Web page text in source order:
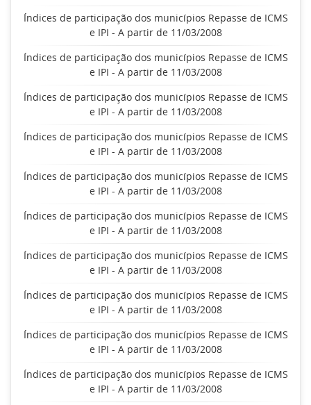
Índices de participação dos municípios Repasse de ICMS
e IPI - A partir de 11/03/2008
Índices de participação dos municípios Repasse de ICMS
e IPI - A partir de 11/03/2008
Índices de participação dos municípios Repasse de ICMS
e IPI - A partir de 11/03/2008
Índices de participação dos municípios Repasse de ICMS
e IPI - A partir de 11/03/2008
Índices de participação dos municípios Repasse de ICMS
e IPI - A partir de 11/03/2008
Índices de participação dos municípios Repasse de ICMS
e IPI - A partir de 11/03/2008
Índices de participação dos municípios Repasse de ICMS
e IPI - A partir de 11/03/2008
Índices de participação dos municípios Repasse de ICMS
e IPI - A partir de 11/03/2008
Índices de participação dos municípios Repasse de ICMS
e IPI - A partir de 11/03/2008
Índices de participação dos municípios Repasse de ICMS
e IPI - A partir de 11/03/2008